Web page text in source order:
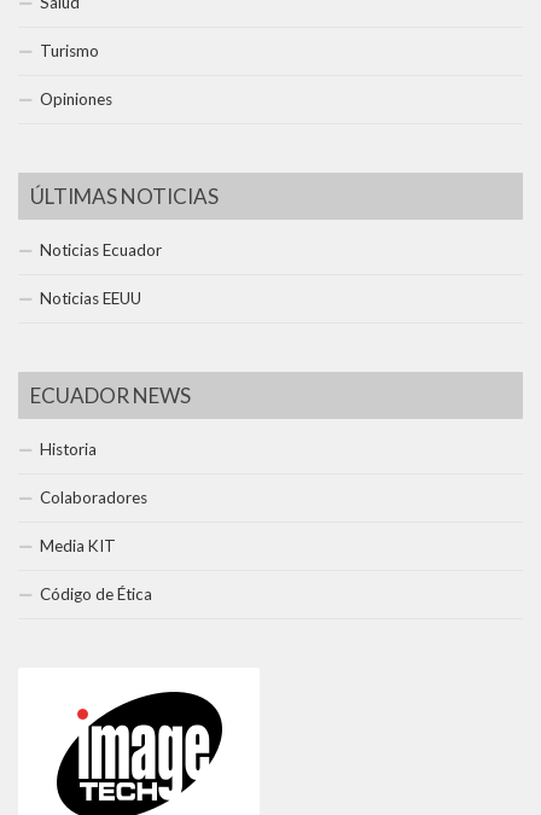
Turismo
Opiniones
ÚLTIMAS NOTICIAS
Noticias Ecuador
Noticias EEUU
ECUADOR NEWS
Historia
Colaboradores
Media KIT
Código de Ética